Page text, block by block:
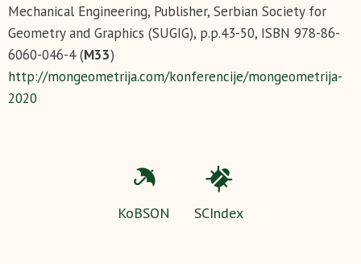
Mechanical Engineering, Publisher, Serbian Society for
Geometry and Graphics (SUGIG), p.p.43-50, ISBN 978-86-
6060-046-4 (М33)
http://mongeometrija.com/konferencije/mongeometrija-
2020
KoBSON SCIndex